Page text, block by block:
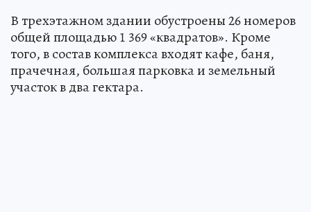
В трехэтажном здании обустроены 26 номеров
общей площадью 1 369 «квадратов». Кроме
того, в состав комплекса входят кафе, баня,
прачечная, большая парковка и земельный
участок в два гектара.